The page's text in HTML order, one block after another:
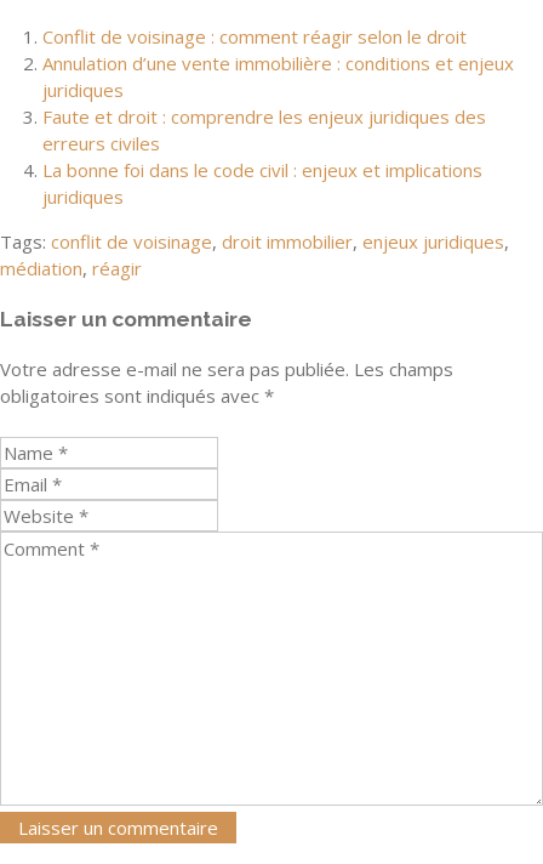
Conflit de voisinage : comment réagir selon le droit
Annulation d’une vente immobilière : conditions et enjeux
juridiques
Faute et droit : comprendre les enjeux juridiques des
erreurs civiles
La bonne foi dans le code civil : enjeux et implications
juridiques
Tags: conflit de voisinage, droit immobilier, enjeux juridiques,
médiation, réagir
Laisser un commentaire
Votre adresse e-mail ne sera pas publiée. Les champs
obligatoires sont indiqués avec *